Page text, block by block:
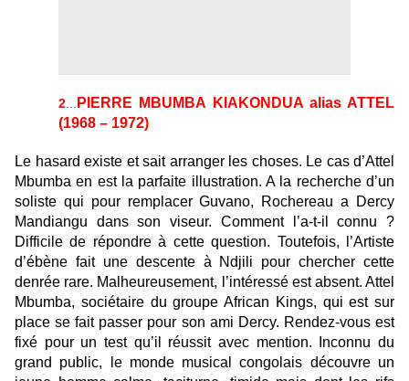
2
PIERRE MBUMBA KIAKONDUA alias ATTEL
(1968 – 1972)
Le hasard existe et sait arranger les choses. Le cas d’Attel
Mbumba en est la parfaite illustration. A la recherche d’un
soliste qui pour remplacer Guvano, Rochereau a Dercy
Mandiangu dans son viseur. Comment l’a-t-il connu ?
Difficile de répondre à cette question. Toutefois, l’Artiste
d’ébène fait une descente à Ndjili pour chercher cette
denrée rare. Malheureusement, l’intéressé est absent. Attel
Mbumba, sociétaire du groupe African Kings, qui est sur
place se fait passer pour son ami Dercy. Rendez-vous est
fixé pour un test qu’il réussit avec mention. Inconnu du
grand public, le monde musical congolais découvre un